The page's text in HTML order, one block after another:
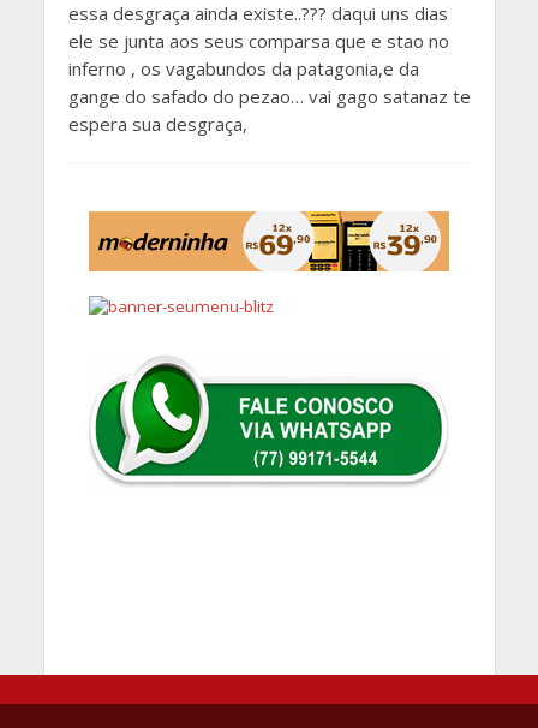
essa desgraça ainda existe..??? daqui uns dias
ele se junta aos seus comparsa que e stao no
inferno , os vagabundos da patagonia,e da
gange do safado do pezao… vai gago satanaz te
espera sua desgraça,